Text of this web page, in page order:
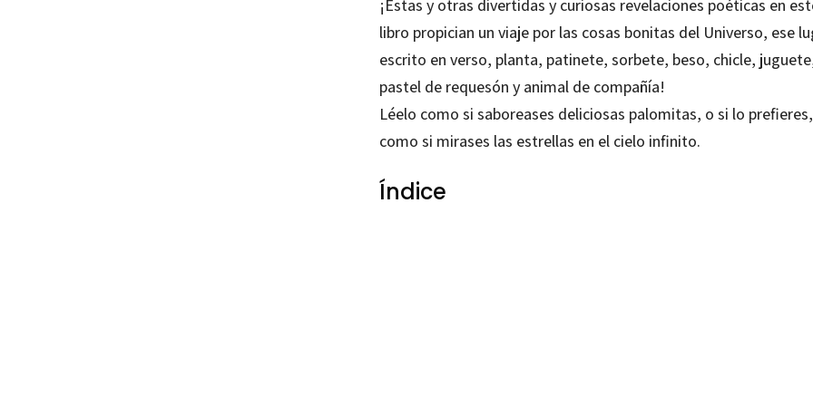
¡Estas y otras divertidas y curiosas revelaciones poéticas en
libro propician un viaje por las cosas bonitas del Universo, ese
escrito en verso, planta, patinete, sorbete, beso, chicle,
pastel de requesón y animal de compañía!
Léelo como si saboreases deliciosas palomitas, o si lo prefieres,
como si mirases las estrellas en el cielo infinito.
Índice